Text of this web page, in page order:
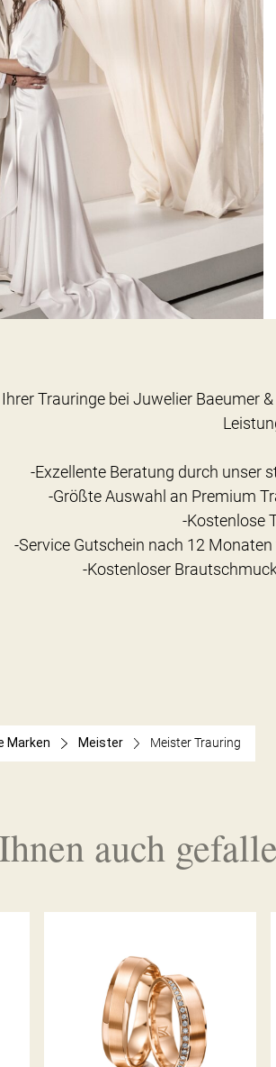
Trauringe bei Juwelier Baeumer
-Exzellente Beratung durch unser
-Größte Auswahl an Premium
-Kostenlose
-Service Gutschein nach 12
Marken Meister Meister Trauring
auch
MEISTER TRAURINGE
PHANTASTICS